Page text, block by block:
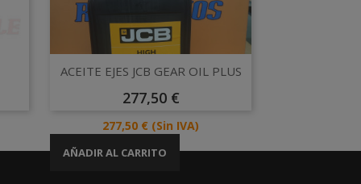
Vista rápida
ACEITE EJES JCB GEAR OIL PLUS
Precio
277,50 €
Precio
277,50 € (Sin IVA)
AÑADIR AL CARRITO